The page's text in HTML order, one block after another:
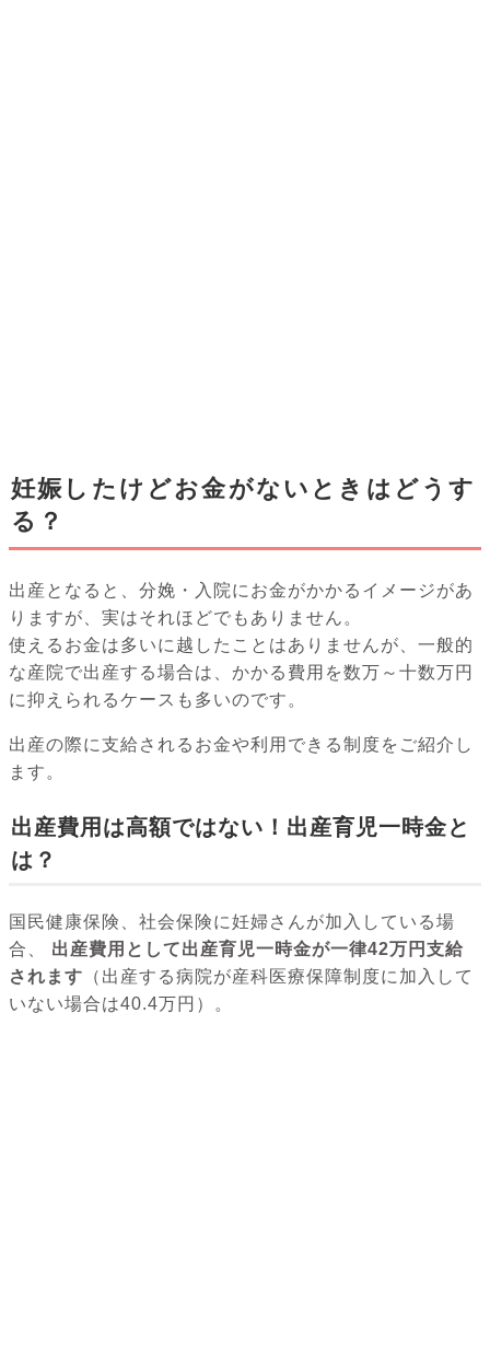
妊娠したけどお金がないときはどうす
る？
出産となると、分娩・入院にお金がかかるイメージがあ
りますが、実はそれほどでもありません。
使えるお金は多いに越したことはありませんが、一般的
な産院で出産する場合は、かかる費用を数万～十数万円
に抑えられるケースも多いのです。
出産の際に支給されるお金や利用できる制度をご紹介し
ます。
出産費用は高額ではない！出産育児一時金と
は？
国民健康保険、社会保険に妊婦さんが加入している場
合、
出産費用として出産育児一時金が一律42万円支給
されます （出産する病院が産科医療保障制度に加入して
いない場合は40.4万円）。